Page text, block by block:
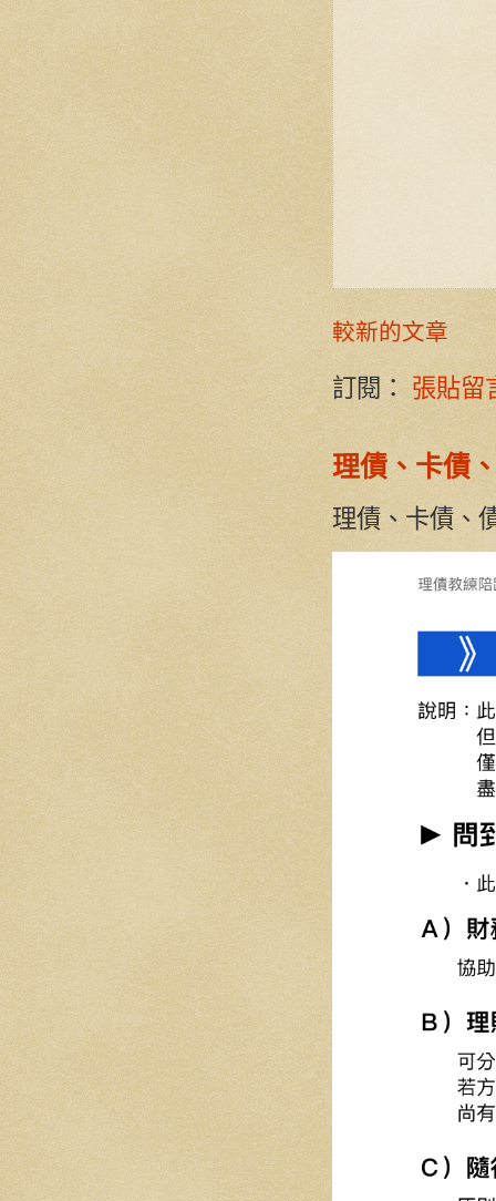
較新的文章
訂閱： 張貼留
理債、卡債
理債、卡債、